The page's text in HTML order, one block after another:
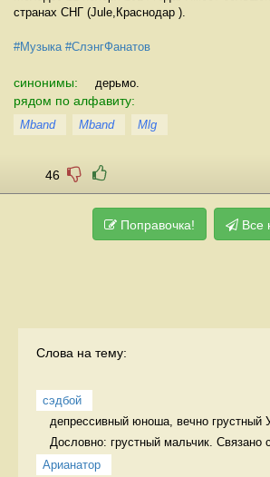
странах СНГ (Jule,Краснодар ).
#Музыка #СлэнгФанатов
синонимы: дерьмо.
рядом по алфавиту:
Mband Mband Mlg
46
Поправочка! Все
Слова на тему:
сэдбой
дeпрессивный юноша, вечно грустный
Дословно: грустный мальчик. Связано
Арианатор